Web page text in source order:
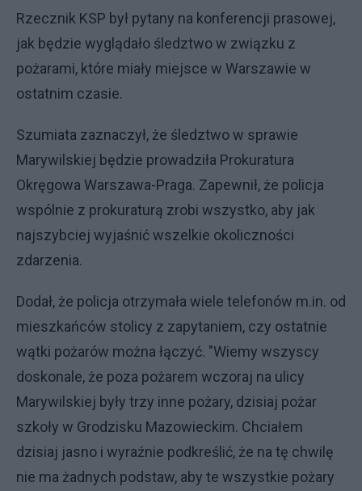
Rzecznik KSP był pytany na konferencji prasowej,
jak będzie wyglądało śledztwo w związku z
pożarami, które miały miejsce w Warszawie w
ostatnim czasie.
Szumiata zaznaczył, że śledztwo w sprawie
Marywilskiej będzie prowadziła Prokuratura
Okręgowa Warszawa-Praga. Zapewnił, że policja
wspólnie z prokuraturą zrobi wszystko, aby jak
najszybciej wyjaśnić wszelkie okoliczności
zdarzenia.
Dodał, że policja otrzymała wiele telefonów m.in. od
mieszkańców stolicy z zapytaniem, czy ostatnie
wątki pożarów można łączyć. "Wiemy wszyscy
doskonale, że poza pożarem wczoraj na ulicy
Marywilskiej były trzy inne pożary, dzisiaj pożar
szkoły w Grodzisku Mazowieckim. Chciałem
dzisiaj jasno i wyraźnie podkreślić, że na tę chwilę
nie ma żadnych podstaw, aby te wszystkie pożary